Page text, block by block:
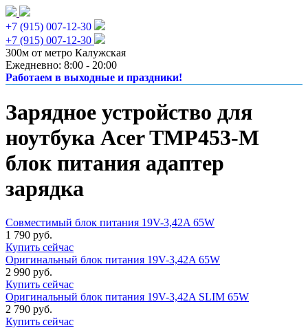
+7 (915) 007-12-30
+7 (915) 007-12-30
300м от метро Калужская
Ежедневно: 8:00 - 20:00
Работаем в выходные и праздники!
Зарядное устройство для
ноутбука Acer TMP453-M
блок питания адаптер
зарядка
Совместимый блок питания 19V-3,42A 65W
1 790 руб.
Купить сейчас
Оригинальный блок питания 19V-3,42A 65W
2 990 руб.
Купить сейчас
Оригинальный блок питания 19V-3,42A SLIM 65W
2 790 руб.
Купить сейчас